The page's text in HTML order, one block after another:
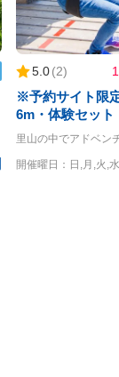
5.0(2)
※予約サイト限
6m・体験セッ
心者コース＞大
開催曜日：日,月,火,